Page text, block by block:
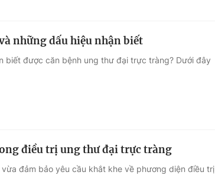
những dấu hiệu nhận biết
biết được căn bệnh ung thư đại trực tràng? Dưới đây
điều trị ung thư đại trực tràng
đảm bảo yêu cầu khắt khe về phương diện điều trị